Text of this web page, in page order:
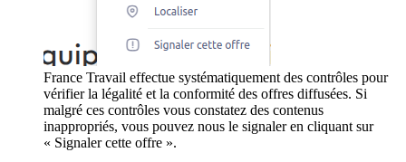
France Travail effectue systématiquement des contrôles pour
vérifier la légalité et la conformité des offres diffusées. Si
malgré ces contrôles vous constatez des contenus
inappropriés, vous pouvez nous le signaler en cliquant sur
« Signaler cette offre ».